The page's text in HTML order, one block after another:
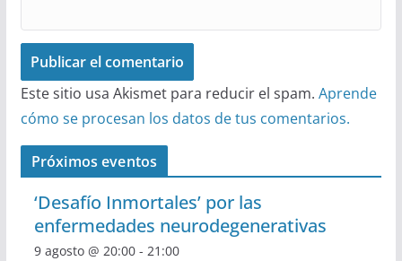
Este sitio usa Akismet para reducir el spam. Aprende
cómo se procesan los datos de tus comentarios.
Próximos eventos
‘Desafío Inmortales’ por las
enfermedades neurodegenerativas
9 agosto @ 20:00- 21:00